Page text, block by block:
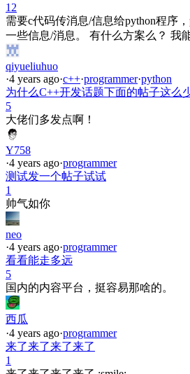
12
需要c代码传消息/信息给python程序
一些信息/消息。 有什么方案么？ 我
qiyueliuhuo
·4 years ago·c++·programmer·python
为什么C++开发话题下面的帖子这么
5
大佬们多发点啊！
Y758
·4 years ago·programmer
测试发一个帖子试试
1
帅气如你
neo
·4 years ago·programmer
看看能走多远
5
国内的内容平台，挺容易那啥的。
西瓜
·4 years ago·programmer
来了来了来了来了
1